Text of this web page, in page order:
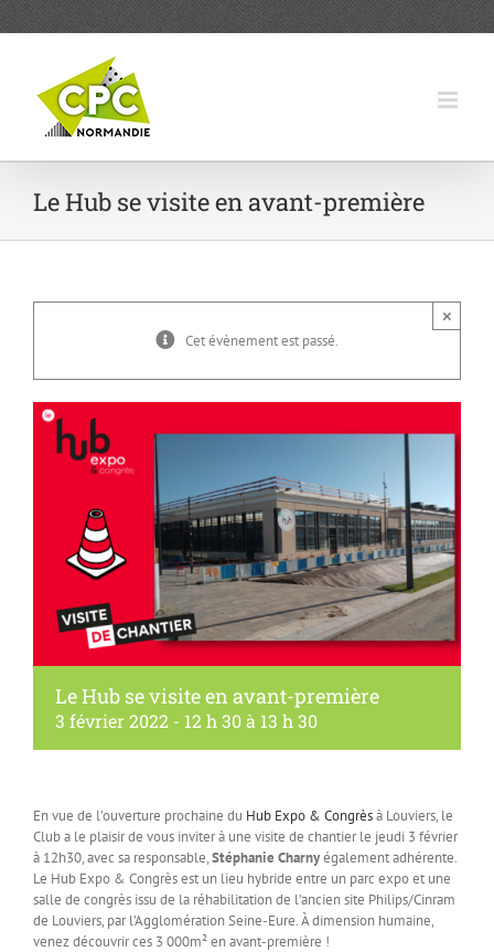
Le Hub se visite en avant-première
Cet évènement est passé.
×
Le Hub se visite en avant-première
3 février 2022 - 12 h 30à 13 h 30
En vue de l’ouverture prochaine du Hub Expo & Congrèsà Louviers, le
Club a le plaisir de vous inviter à une visite de chantier le jeudi 3 février
à 12h30, avec sa responsable,Stéphanie Charnyégalement adhérente.
Le Hub Expo & Congrès est un lieu hybride entre un parc expo et une
salle de congrès issu de la réhabilitation de l’ancien site Philips/Cinram
de Louviers, par l’Agglomération Seine-Eure. À dimension humaine,
venez découvrir ces 3 000m² en avant-première !